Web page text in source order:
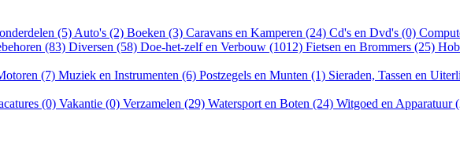
(5) Auto's (2) Boeken (3) Caravans en Kamperen (24) Cd's en Dvd's (0)
(83) Diversen (58) Doe-het-zelf en Verbouw (1012) Fietsen en Brommers (25)
(7) Muziek en Instrumenten (6) Postzegels en Munten (1) Sieraden, Tassen en
(0) Vakantie (0) Verzamelen (29) Watersport en Boten (24) Witgoed en Apparatuur